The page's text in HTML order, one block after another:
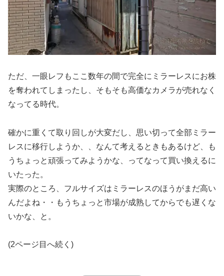
ただ、一眼レフもここ数年の間で完全にミラーレスにお株
を奪われてしまったし、そもそも高価なカメラが売れなく
なってる時代。
確かに重くて取り回しが大変だし、思い切って全部ミラー
レスに移行しようか、、なんて考えるときもあるけど、も
うちょっと頑張ってみようかな、ってなって買い換えるに
いたった。
実際のところ、フルサイズはミラーレスのほうがまだ高い
んだよね・・もうちょっと市場が成熟してからでも遅くな
いかな、と。
(2ページ目へ続く)